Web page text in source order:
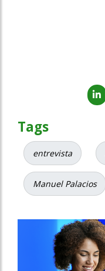
Tags
entrevista
Manuel Palacios